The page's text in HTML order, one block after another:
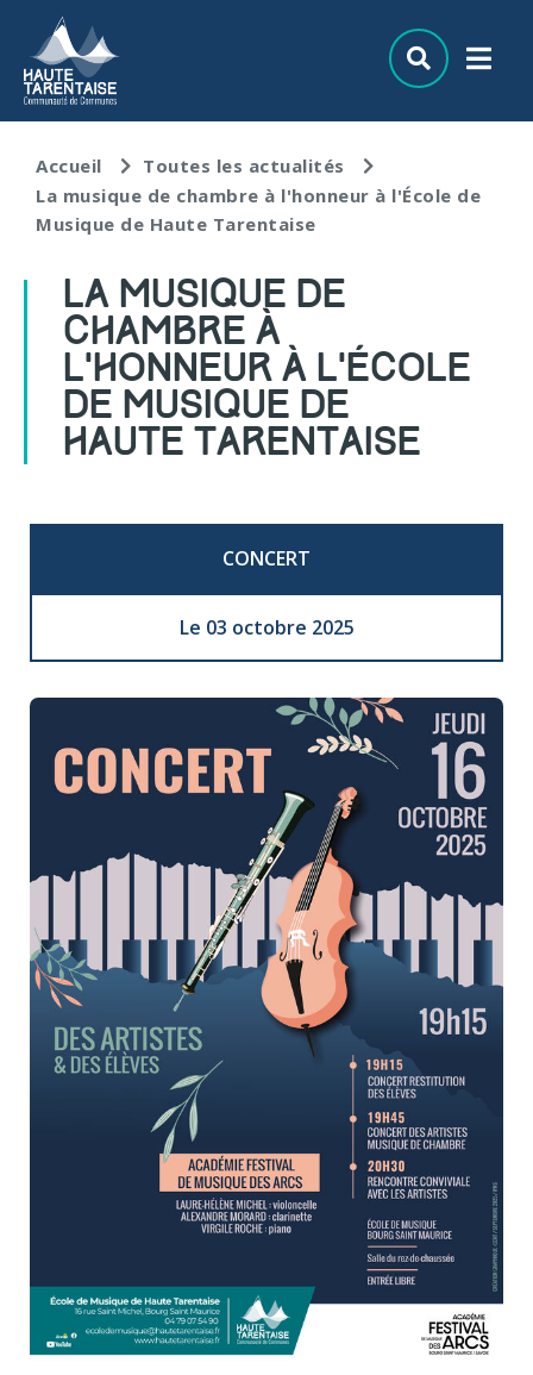
Aller à la recherche
Accueil
Toutes les actualités
La musique de chambre à l'honneur à l'École de
Musique de Haute Tarentaise
LA MUSIQUE DE
CHAMBRE À
L'HONNEUR À L'ÉCOLE
DE MUSIQUE DE
HAUTE TARENTAISE
CONCERT
Le 03 octobre 2025